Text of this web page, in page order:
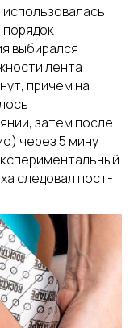
порядок
выбирался
лента
причем на
затем после
через 5 минут
следовал пост-